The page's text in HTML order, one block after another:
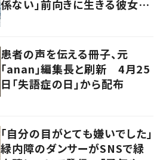
係ない」前向きに生きる彼女の
患者の声を伝える冊子、元
「anan」編集長と刷新 4月25
日「失語症の日」から配布
「自分の目がとても嫌いでした」
緑内障のダンサーがSNSで緑